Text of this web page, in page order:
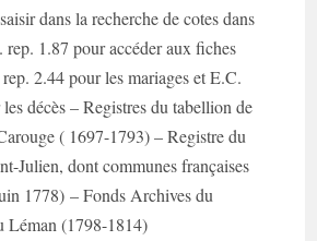
dans la recherche de cotes dans
1.87 pour accéder aux fiches
2.44 pour les mariages et E.C.
décès – Registres du tabellion de
( 1697-1793) – Registre du
Julien, dont communes françaises
1778) – Fonds Archives du
Léman (1798-1814)